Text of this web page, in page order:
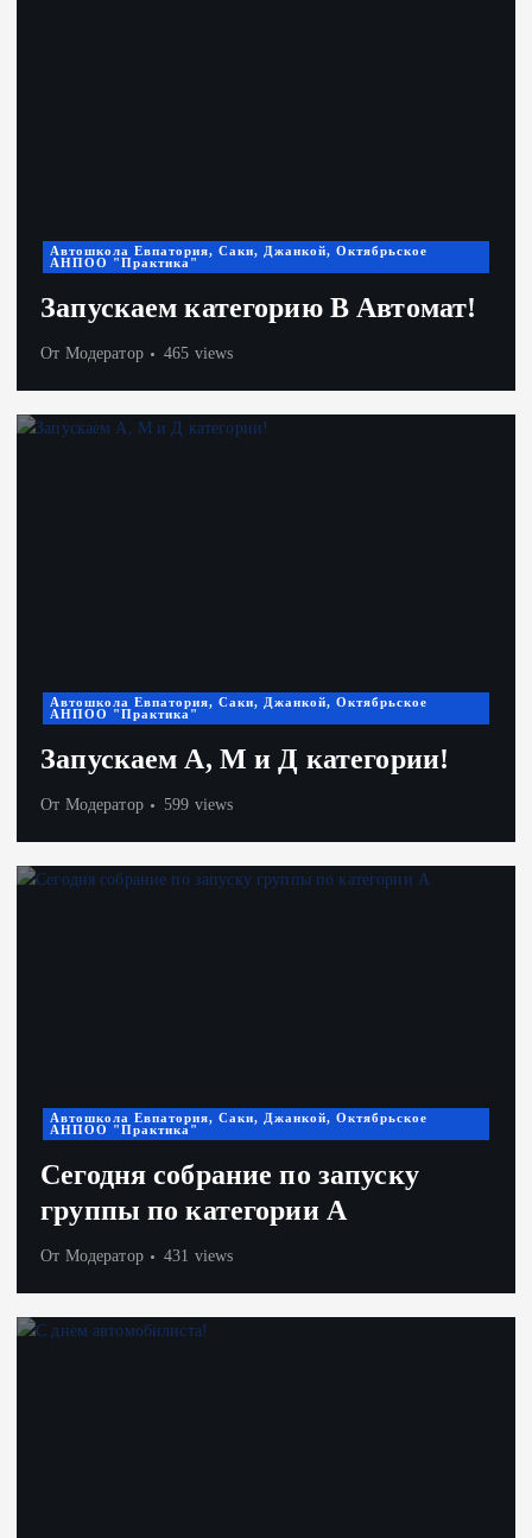
Автошкола Евпатория, Саки, Джанкой, Октябрьское
АНПОО "Практика"
Запускаем категорию В Автомат!
От Модератор 465 views
Автошкола Евпатория, Саки, Джанкой, Октябрьское
АНПОО "Практика"
Запускаем А, М и Д категории!
От Модератор 599 views
Автошкола Евпатория, Саки, Джанкой, Октябрьское
АНПОО "Практика"
Сегодня собрание по запуску
группы по категории А
От Модератор 431 views